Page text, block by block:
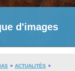
d'images
ACTUALITÉS